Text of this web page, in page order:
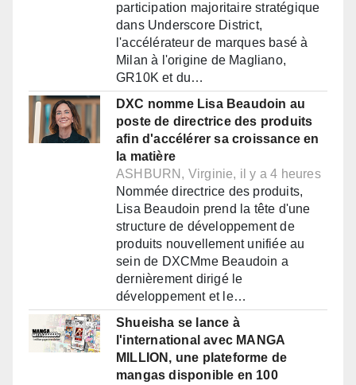
participation majoritaire stratégique
dans Underscore District,
l'accélérateur de marques basé à
Milan à l'origine de Magliano,
GR10K et du…
DXC nomme Lisa Beaudoin au
poste de directrice des produits
afin d'accélérer sa croissance en
la matière
ASHBURN, Virginie, il y a 4 heures
Nommée directrice des produits,
Lisa Beaudoin prend la tête d'une
structure de développement de
produits nouvellement unifiée au
sein de DXCMme Beaudoin a
dernièrement dirigé le
développement et le…
Shueisha se lance à
l'international avec MANGA
MILLION, une plateforme de
mangas disponible en 100